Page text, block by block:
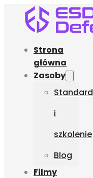
Strona
główna
Zasoby
Standard
i
szkolenie
Blog
Filmy